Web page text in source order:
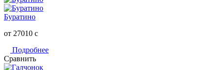
Буратино
от 27010 c
Подробнее
Сравнить